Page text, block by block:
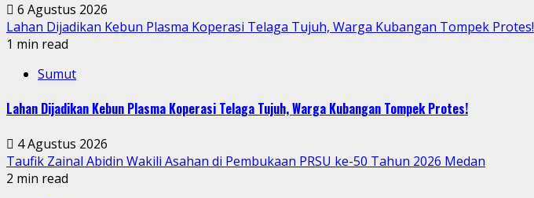
6 Agustus 2026
Lahan Dijadikan Kebun Plasma Koperasi Telaga Tujuh, Warga Kubangan Tompek Protes!
1 min read
Sumut
Lahan Dijadikan Kebun Plasma Koperasi Telaga Tujuh, Warga Kubangan Tompek Protes!
4 Agustus 2026
Taufik Zainal Abidin Wakili Asahan di Pembukaan PRSU ke-50 Tahun 2026 Medan
2 min read